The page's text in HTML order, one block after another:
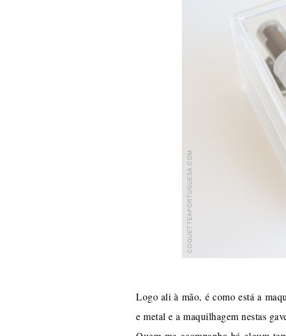
Logo ali à mão, é como está a
e metal e a maquilhagem nestas